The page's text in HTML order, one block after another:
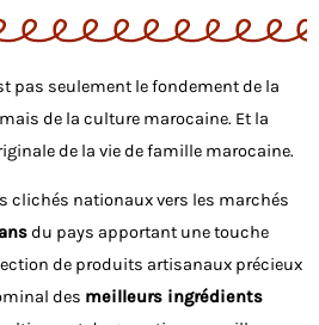
pas seulement le fondement de la
de la culture marocaine. Et la
de la vie de famille marocaine.
clichés nationaux vers les marchés
du pays apportant une touche
de produits artisanaux précieux
des meilleurs ingrédients